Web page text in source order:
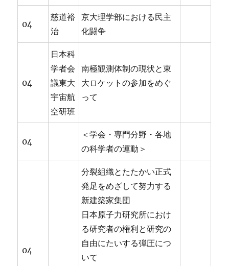
04
慈道裕
治
京大理学部における民主
化闘争
04
日本科
学者会
議東大
宇宙航
空研班
南極観測体制の現状と東
大ロケットの参加をめぐ
って
04
＜学会・専門分野・各地
の科学者の運動＞
04
分裂組織とたたかい正式
発足をめざして努力する
新建築家集団
日本原子力研究所におけ
る研究者の権利と研究の
自由にたいする弾圧につ
いて